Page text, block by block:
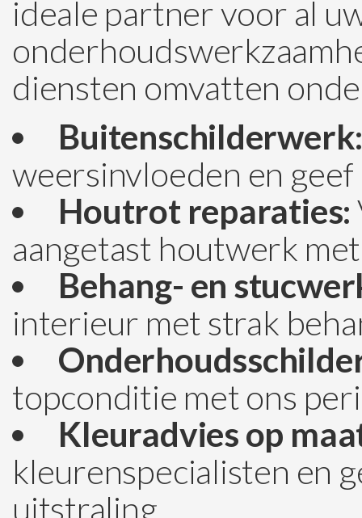
ideale partner voor al
diensten omvatten
weersinvloeden en
Houtrot reparaties:
aangetast houtwerk
Behang- en
interieur met strak
topconditie met ons
Kleuradvies op
kleurenspecialisten en
uitstraling.